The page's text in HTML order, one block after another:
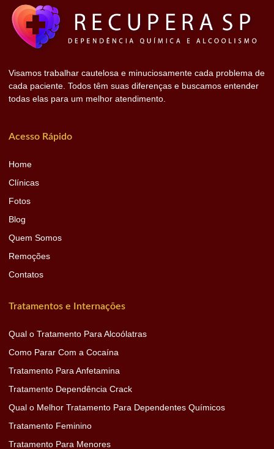
Visamos trabalhar cautelosa e minuciosamente cada problema de
cada paciente. Todos têm suas diferenças e buscamos entender
todas elas para um melhor atendimento.
Acesso Rápido
Home
Clínicas
Fotos
Blog
Quem Somos
Remoções
Contatos
Tratamentos e Internações
Qual o Tratamento Para Alcoólatras
Como Parar Com a Cocaína
Tratamento Para Anfetamina
Tratamento Dependência Crack
Qual o Melhor Tratamento Para Dependentes Químicos
Tratamento Feminino
Tratamento Para Menores